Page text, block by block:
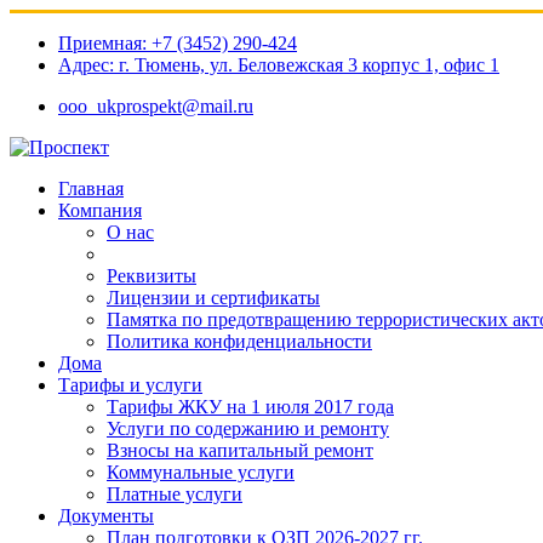
Приемная: +7 (3452) 290-424
Адрес: г. Тюмень, ул. Беловежская 3 корпус 1, офис 1​
ooo_ukprospekt@mail.ru
Главная
Компания
О нас
Реквизиты
Лицензии и сертификаты
Памятка по предотвращению террористических
Политика конфиденциальности
Дома
Тарифы и услуги
Тарифы ЖКУ на 1 июля 2017 года
Услуги по содержанию и ремонту
Взносы на капитальный ремонт
Коммунальные услуги
Платные услуги
Документы
План подготовки к ОЗП 2026-2027 гг.